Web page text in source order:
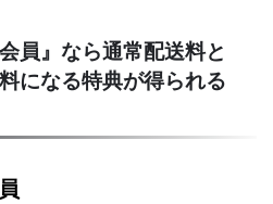
員』なら通常配送料と
になる特典が得られる